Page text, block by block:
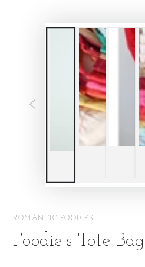
ROMANTIC FOODIES
Foodie's Tote Bag